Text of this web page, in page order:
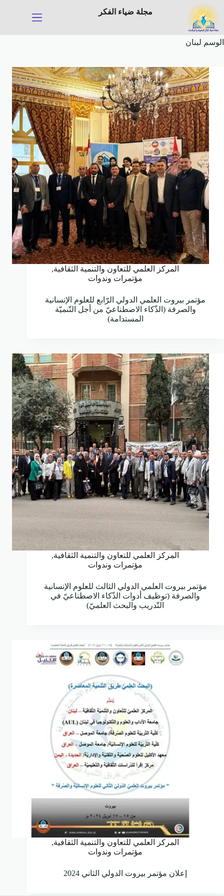
التجاوز
المحتوى
مجلة ضياء الفكر
الوسم لبنان
المركز العلمي للتعاون والتنمية الثقافية,
مؤتمرات وندوات
مؤتمر بيروت العلمي الدولي الرّابع للعلوم الإنسانية
والصرفة (الذّكاء الاصطناعيّ من أجل التّنميّة
المستدامة)
المركز العلمي للتعاون والتنمية الثقافية,
مؤتمرات وندوات
مؤتمر بيروت العلمي الدولي الثالث للعلوم الإنسانية
والصرفة (توظيف أدوات الذّكاء الاصطناعيّ في
التّدريب والبحث العلميّ)
المركز العلمي للتعاون والتنمية الثقافية,
مؤتمرات وندوات
إعلان مؤتمر بيروت الدولي الثاني 2024